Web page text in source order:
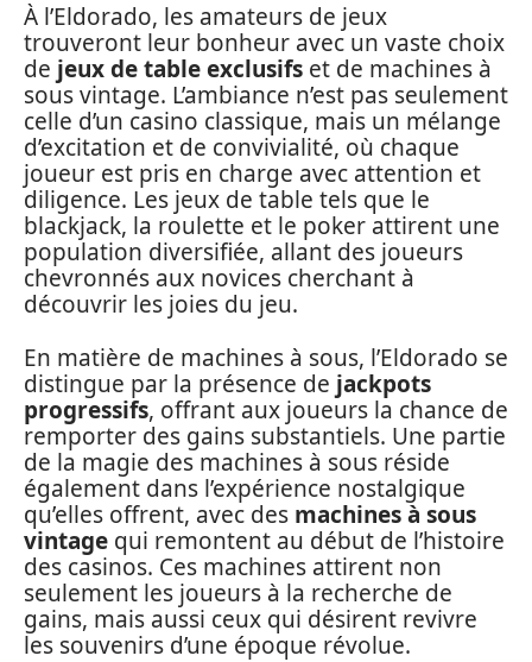
À l’Eldorado, les amateurs de jeux
trouveront leur bonheur avec un vaste choix
de jeux de table exclusifs et de machines à
sous vintage. L’ambiance n’est pas seulement
celle d’un casino classique, mais un mélange
d’excitation et de convivialité, où chaque
joueur est pris en charge avec attention et
diligence. Les jeux de table tels que le
blackjack, la roulette et le poker attirent une
population diversifiée, allant des joueurs
chevronnés aux novices cherchant à
découvrir les joies du jeu.
En matière de machines à sous, l’Eldorado se
distingue par la présence de jackpots
progressifs, offrant aux joueurs la chance de
remporter des gains substantiels. Une partie
de la magie des machines à sous réside
également dans l’expérience nostalgique
qu’elles offrent, avec des machines à sous
vintage qui remontent au début de l’histoire
des casinos. Ces machines attirent non
seulement les joueurs à la recherche de
gains, mais aussi ceux qui désirent revivre
les souvenirs d’une époque révolue.